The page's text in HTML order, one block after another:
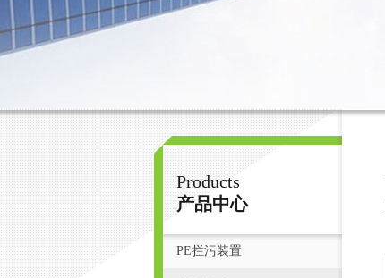
宁波君益塑业有限公司
Products
产品中心
PE拦污装置